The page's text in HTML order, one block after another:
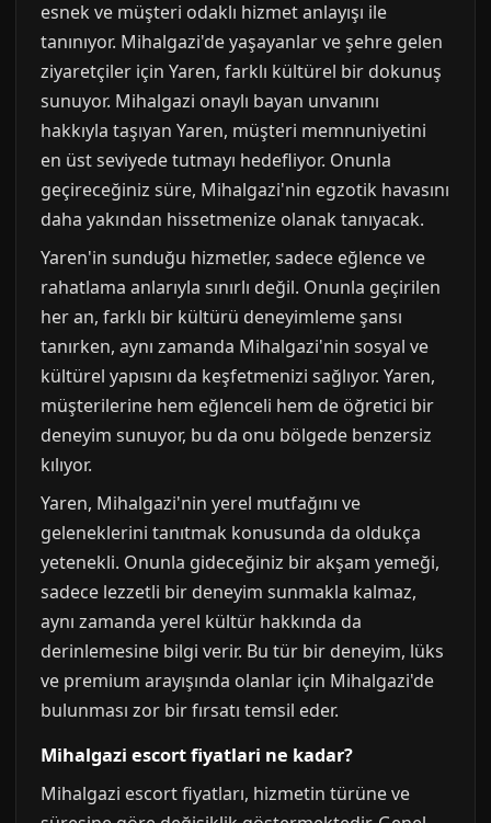
esnek ve müşteri odaklı hizmet anlayışı ile
tanınıyor. Mihalgazi'de yaşayanlar ve şehre gelen
ziyaretçiler için Yaren, farklı kültürel bir dokunuş
sunuyor. Mihalgazi onaylı bayan unvanını
hakkıyla taşıyan Yaren, müşteri memnuniyetini
en üst seviyede tutmayı hedefliyor. Onunla
geçireceğiniz süre, Mihalgazi'nin egzotik havasını
daha yakından hissetmenize olanak tanıyacak.
Yaren'in sunduğu hizmetler, sadece eğlence ve
rahatlama anlarıyla sınırlı değil. Onunla geçirilen
her an, farklı bir kültürü deneyimleme şansı
tanırken, aynı zamanda Mihalgazi'nin sosyal ve
kültürel yapısını da keşfetmenizi sağlıyor. Yaren,
müşterilerine hem eğlenceli hem de öğretici bir
deneyim sunuyor, bu da onu bölgede benzersiz
kılıyor.
Yaren, Mihalgazi'nin yerel mutfağını ve
geleneklerini tanıtmak konusunda da oldukça
yetenekli. Onunla gideceğiniz bir akşam yemeği,
sadece lezzetli bir deneyim sunmakla kalmaz,
aynı zamanda yerel kültür hakkında da
derinlemesine bilgi verir. Bu tür bir deneyim, lüks
ve premium arayışında olanlar için Mihalgazi'de
bulunması zor bir fırsatı temsil eder.
Mihalgazi escort fiyatlari ne kadar?
Mihalgazi escort fiyatları, hizmetin türüne ve